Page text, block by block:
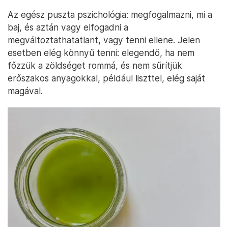
Az egész puszta pszichológia: megfogalmazni, mi a
baj, és aztán vagy elfogadni a
megváltoztathatatlant, vagy tenni ellene. Jelen
esetben elég könnyű tenni: elegendő, ha nem
főzzük a zöldséget rommá, és nem sűrítjük
erőszakos anyagokkal, például liszttel, elég saját
magával.